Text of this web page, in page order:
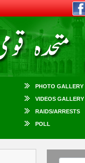
PHOTO GALLERY
VIDEOS GALLERY
RAIDS/ARRESTS
POLL